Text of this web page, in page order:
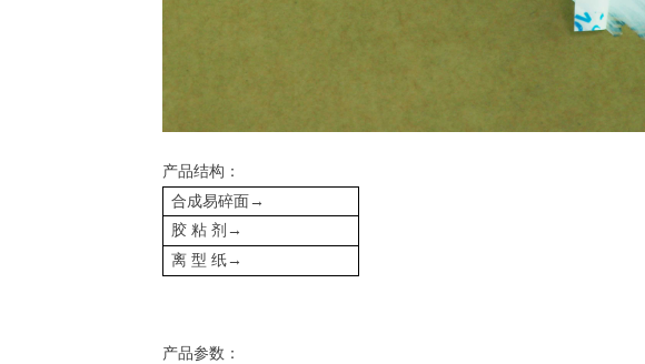
产品结构：
合成易碎面 →
胶 粘 剂 →
离 型 纸→
产品参数：